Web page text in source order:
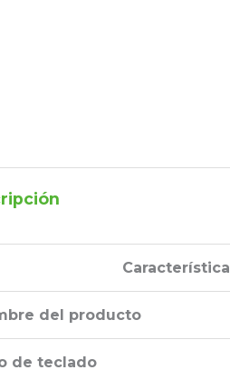
Característica
del producto
de teclado